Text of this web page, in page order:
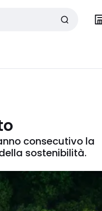
consecutivo la
sostenibilità.